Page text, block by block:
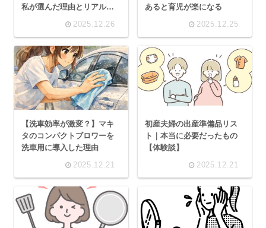
私が選んだ理由とリアルな
2025.12.26
あると育児が楽になる
2025.12.25
【洗車効率が激変？】マキ
タのコンパクトブロワーを
洗車用に導入した理由
2025.12.21
初産夫婦の出産準備品リス
ト｜本当に必要だったもの
【体験談】
2025.12.21